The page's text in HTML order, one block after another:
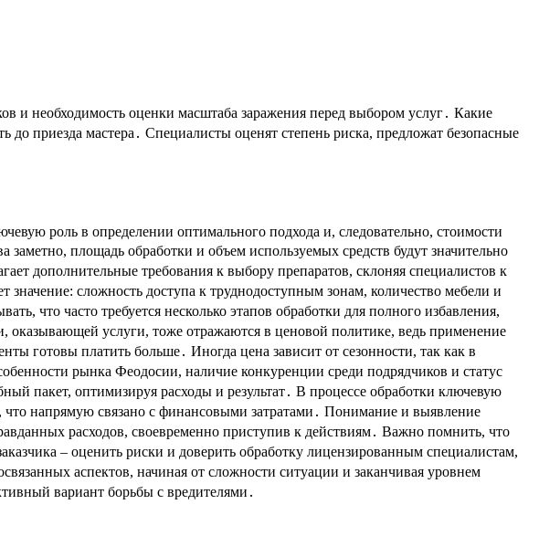
и необходимость оценки масштаба заражения перед выбором услуг․ Какие
приезда мастера․ Специалисты оценят степень риска, предложат безопасные
роль в определении оптимального подхода и, следовательно, стоимости
площадь обработки и объем используемых средств будут значительно
дополнительные требования к выбору препаратов, склоняя специалистов к
сложность доступа к труднодоступным зонам, количество мебели и
что часто требуется несколько этапов обработки для полного избавления,
услуги, тоже отражаются в ценовой политике, ведь применение
готовы платить больше․ Иногда цена зависит от сезонности, так как в
рынка Феодосии, наличие конкуренции среди подрядчиков и статус
пакет, оптимизируя расходы и результат․ В процессе обработки ключевую
напрямую связано с финансовыми затратами․ Понимание и выявление
расходов, своевременно приступив к действиям․ Важно помнить, что
– оценить риски и доверить обработку лицензированным специалистам,
аспектов, начиная от сложности ситуации и заканчивая уровнем
вариант борьбы с вредителями․